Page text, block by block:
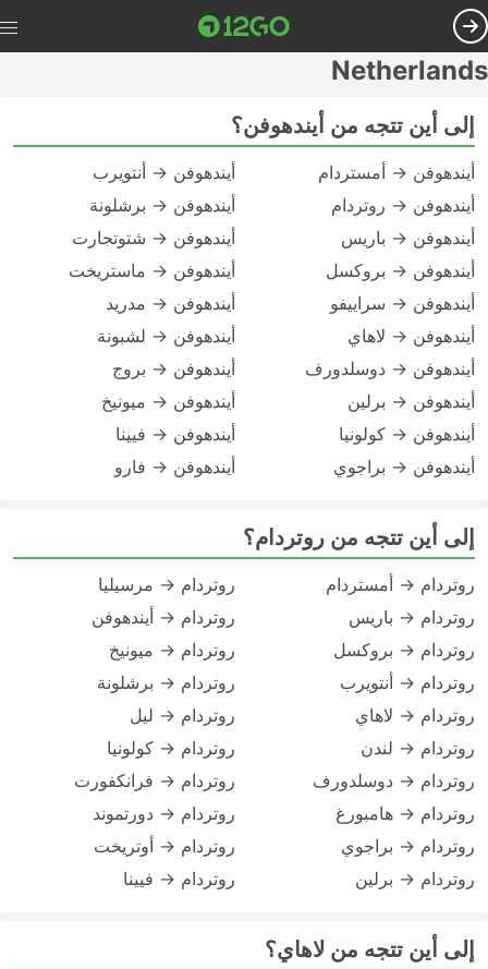
Netherlands
إلى أين تتجه من أيندهوفن؟
أيندهوفن → أمستردام
أيندهوفن → روتردام
أيندهوفن → باريس
أيندهوفن → بروكسل
أيندهوفن → سراييفو
أيندهوفن → لاهاي
أيندهوفن → دوسلدورف
أيندهوفن → برلين
أيندهوفن → كولونيا
أيندهوفن → براجوي
أيندهوفن → أنتويرب
أيندهوفن → برشلونة
أيندهوفن → شتوتجارت
أيندهوفن → ماستريخت
أيندهوفن → مدريد
أيندهوفن → لشبونة
أيندهوفن → بروج
أيندهوفن → ميونيخ
أيندهوفن → فيينا
أيندهوفن → فارو
إلى أين تتجه من روتردام؟
روتردام → أمستردام
روتردام → باريس
روتردام → بروكسل
روتردام → أنتويرب
روتردام → لاهاي
روتردام → لندن
روتردام → دوسلدورف
روتردام → هامبورغ
روتردام → براجوي
روتردام → برلين
روتردام → مرسيليا
روتردام → أيندهوفن
روتردام → ميونيخ
روتردام → برشلونة
روتردام → ليل
روتردام → كولونيا
روتردام → فرانكفورت
روتردام → دورتموند
روتردام → أوتريخت
روتردام → فيينا
إلى أين تتجه من لاهاي؟